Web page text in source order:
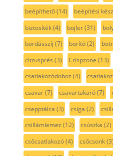
beépíthető(14) beépítési
biztosíték(4) bojler(31)
bordásszíj (7) borító(2)
citrusprés (3) Crispzone (13)
csatlakozódoboz (4)
csavar(7) csavartakaró(7)
csepptálca (3) csiga (2)
csillámlemez (12) csúszka (2)
csőcsatlakozó(4) csőcsonk(3)